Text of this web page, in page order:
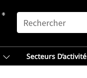
SEARCH
Secteurs D’activité